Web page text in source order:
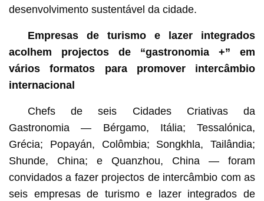
desenvolvimento sustentável da cidade.
Empresas de turismo e lazer integrados
acolhem projectos de “gastronomia +” em
vários formatos para promover intercâmbio
internacional
Chefs de seis Cidades Criativas da
Gastronomia — Bérgamo, Itália; Tessalónica,
Grécia; Popayán, Colômbia; Songkhla, Tailândia;
Shunde, China; e Quanzhou, China — foram
convidados a fazer projectos de intercâmbio com as
seis empresas de turismo e lazer integrados de